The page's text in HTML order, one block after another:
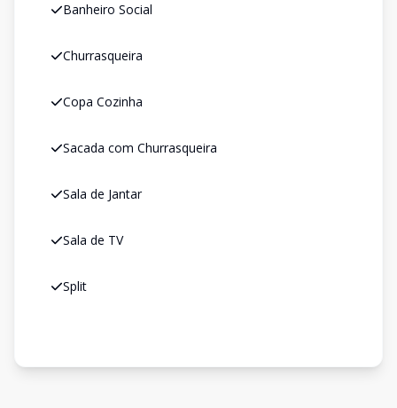
Banheiro Social
Churrasqueira
Copa Cozinha
Sacada com Churrasqueira
Sala de Jantar
Sala de TV
Split